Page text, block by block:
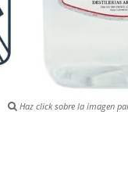
Haz click sobre la imagen